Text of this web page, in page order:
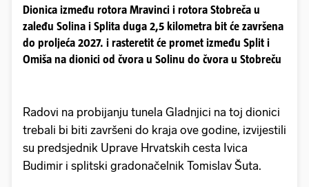
Dionica između rotora Mravinci i rotora Stobreča u
zaleđu Solina i Splita duga 2,5 kilometra bit će završena
do proljeća 2027. i rasteretit će promet između Split i
Omiša na dionici od čvora u Solinu do čvora u Stobreču
Radovi na probijanju tunela Gladnjici na toj dionici
trebali bi biti završeni do kraja ove godine, izvijestili
su predsjednik Uprave Hrvatskih cesta Ivica
Budimir i splitski gradonačelnik Tomislav Šuta.